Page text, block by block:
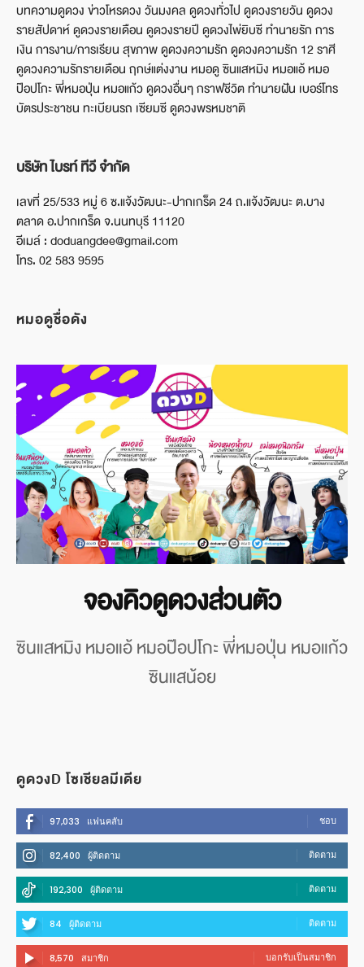
บทความดูดวง ข่าวโหรดวง วันมงคล ดูดวงทั่วไป ดูดวงรายวัน ดูดวง
รายสัปดาห์ ดูดวงรายเดือน ดูดวงรายปี ดูดวงไพ่ยิบซี ทำนายรัก การ
เงิน การงาน/การเรียน สุขภาพ ดูดวงความรัก ดูดวงความรัก 12 ราศี
ดูดวงความรักรายเดือน ฤกษ์แต่งงาน หมอดู ซินแสหมิง หมอแอ้ หมอ
ป๊อปโกะ พี่หมอปุ่น หมอแก้ว ดูดวงอื่นๆ กราฟชีวิต ทำนายฝัน เบอร์โทร
บัตรประชาชน ทะเบียนรถ เซียมซี ดูดวงพรหมชาติ
บริษัท ไบรท์ ทีวี จำกัด
เลขที่ 25/533 หมู่ 6 ซ.แจ้งวัฒนะ-ปากเกร็ด 24 ถ.แจ้งวัฒนะ ต.บาง
ตลาด อ.ปากเกร็ด จ.นนทบุรี 11120
อีเมล์ : doduangdee@gmail.com
โทร. 02 583 9595
หมอดูชื่อดัง
จองคิวดูดวงส่วนตัว
ซินแสหมิง หมอแอ้ หมอป๊อปโกะ พี่หมอปุ่น หมอแก้ว
ซินแสน้อย
ดูดวงD โซเชียลมีเดีย
97,033 แฟนคลับ ชอบ
82,400 ผู้ติดตาม ติดตาม
192,300 ผู้ติดตาม ติดตาม
84 ผู้ติดตาม ติดตาม
8,570 สมาชิก บอกรับเป็นสมาชิก